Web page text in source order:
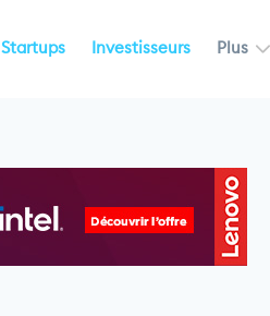
Startups Investisseurs Plus